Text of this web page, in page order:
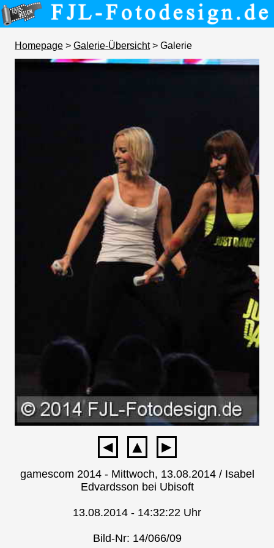
Homepage > Galerie-Übersicht> Galerie
◄ ▲ ►
gamescom 2014 - Mittwoch, 13.08.2014 / Isabel
Edvardsson bei Ubisoft
13.08.2014 - 14:32:22 Uhr
Bild-Nr: 14/066/09